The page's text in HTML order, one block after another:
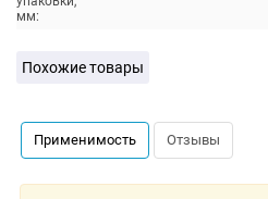
мм:
Похожие товары
Применимость Отзывы